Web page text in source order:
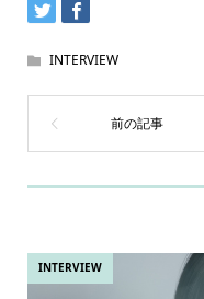
INTERVIEW
INTERVIEW